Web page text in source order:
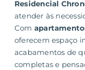
Residencial
atender às
Com
oferecem espaço
acabamentos de
completas e